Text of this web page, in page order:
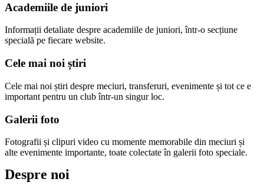
Academiile de juniori
Informații detaliate despre academiile de juniori, într-o secțiune
specială pe fiecare website.
Cele mai noi știri
Cele mai noi știri despre meciuri, transferuri, evenimente și tot ce e
important pentru un club într-un singur loc.
Galerii foto
Fotografii și clipuri video cu momente memorabile din meciuri și
alte evenimente importante, toate colectate în galerii foto speciale.
Despre noi